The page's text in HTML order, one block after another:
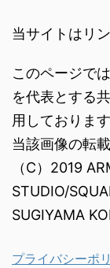
当サイトはリ
このページで
を代表とする
用しております
当該画像の転
（C）2019
STUDIO/
SUGIYAMA
プライバシーポ